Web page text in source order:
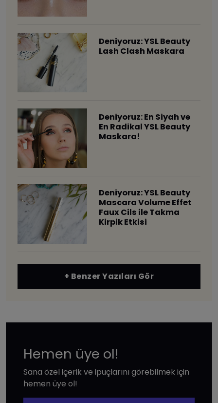
Deniyoruz: YSL Beauty
Lash Clash Maskara
Deniyoruz: En Siyah ve
En Radikal YSL Beauty
Maskara!
Deniyoruz: YSL Beauty
Mascara Volume Effet
Faux Cils ile Takma
Kirpik Etkisi
+ Benzer Yazıları Gör
Hemen üye ol!
Sana özel içerik ve ipuçlarını görebilmek için
hemen üye ol!